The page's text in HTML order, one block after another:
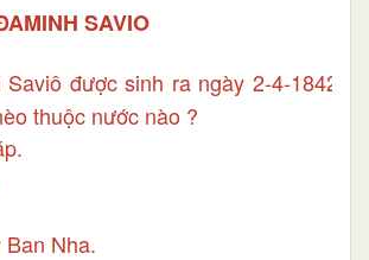
SAVIO
được sinh ra ngày 2-4-1842.
thuộc nước nào ?
Nha.